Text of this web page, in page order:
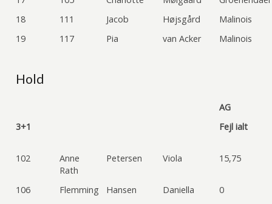
18
111 Jacob Højsgård
Malinois
19
117 Pia van Acker Malinois
Hold
AG
3+1
Fejl ialt
102
Anne
Rath
Petersen Viola 15,75
106 Flemming Hansen Daniella
0